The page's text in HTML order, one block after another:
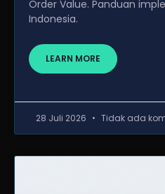
Order Value. Panduan
Indonesia.
LEARN MORE
28 Juli 2026 Tidak ada